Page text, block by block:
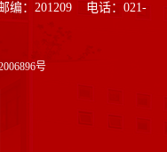
编：201209 电话：021-
号